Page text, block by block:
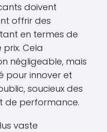
doivent
offrir des
en termes de
Cela
négligeable, mais
pour innover et
soucieux des
de performance.
vaste